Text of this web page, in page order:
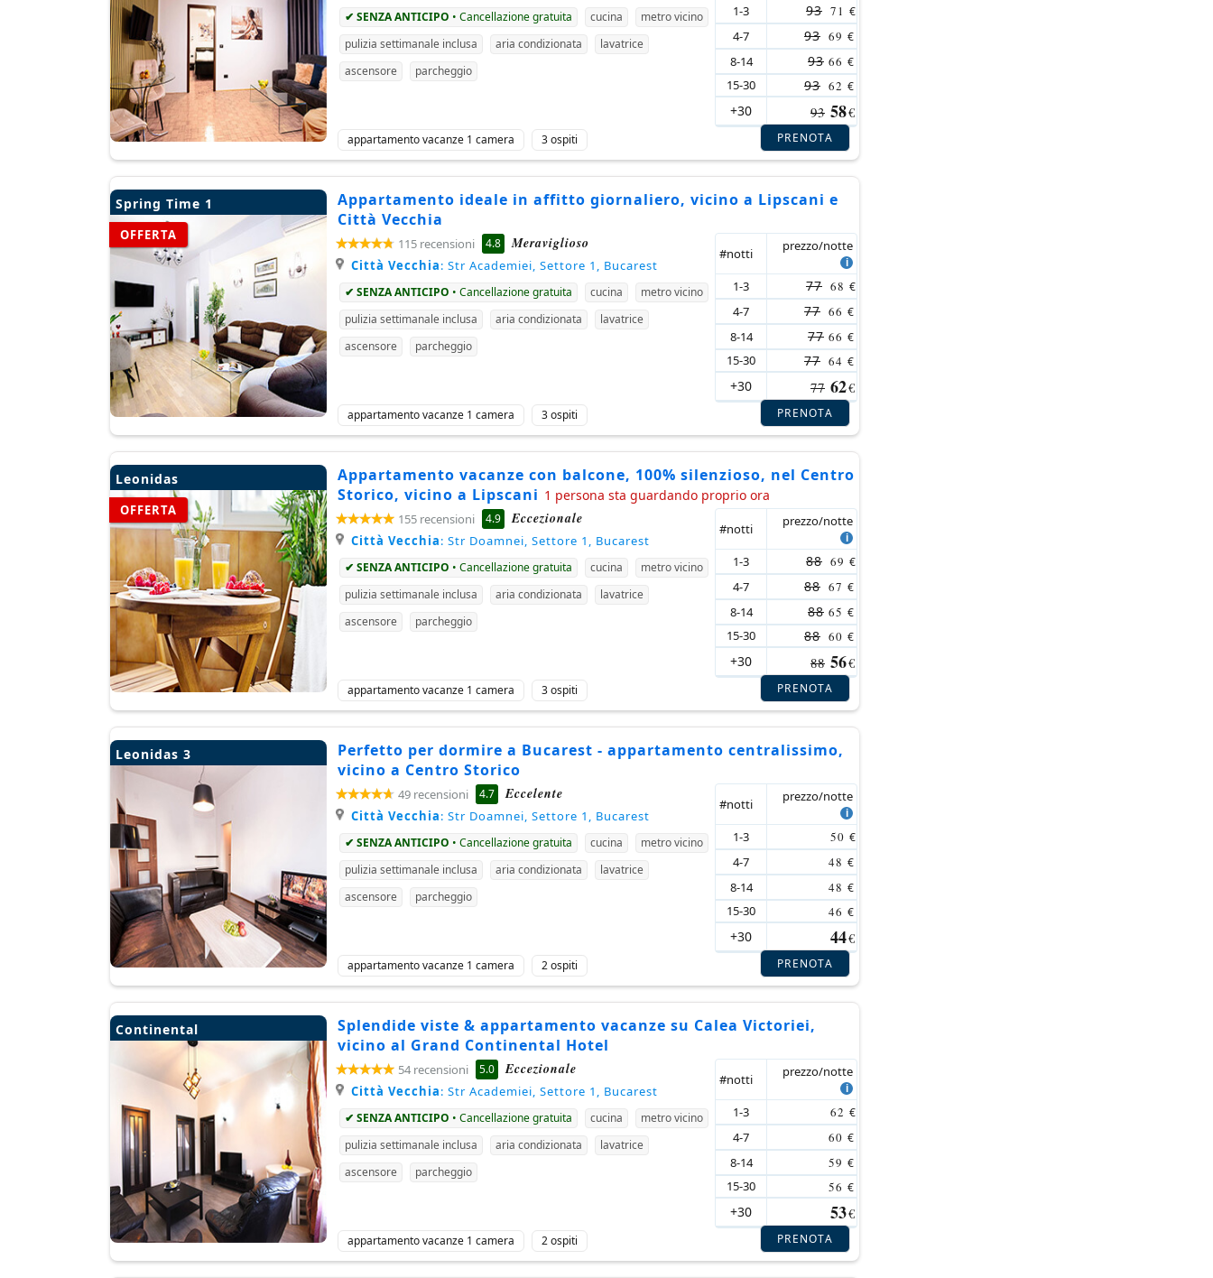
✔ SENZA ANTICIPO • Cancellazione gratuita cucina
metro vicino
pulizia settimanale inclusa
aria condizionata
lavatrice
ascensore
parcheggio
1-3 93 71 €
4-7 93 69 €
8-14 93 66 €
15-30 93 62 €
+30 93 58€
appartamento vacanze 1 camera 3 ospiti PRENOTA
Spring Time 1
OFFERTA
Appartamento ideale in affitto giornaliero, vicino a Lipscani e
Città Vecchia
115 recensioni 4.8 Meraviglioso
Città Vecchia: Str Academiei, Settore 1, Bucarest
✔ SENZA ANTICIPO • Cancellazione gratuita cucina
metro vicino
pulizia settimanale inclusa
aria condizionata
lavatrice
ascensore
parcheggio
#notti prezzo/notte
1-3 77 68 €
4-7 77 66 €
8-14 77 66 €
15-30 77 64 €
+30 77 62€
appartamento vacanze 1 camera 3 ospiti PRENOTA
Leonidas
OFFERTA
Appartamento vacanze con balcone, 100% silenzioso, nel Centro
Storico, vicino a Lipscani 1 persona sta guardando proprio ora
155 recensioni 4.9 Eccezionale
Città Vecchia: Str Doamnei, Settore 1, Bucarest
✔ SENZA ANTICIPO • Cancellazione gratuita cucina
metro vicino
pulizia settimanale inclusa
aria condizionata
lavatrice
ascensore
parcheggio
#notti prezzo/notte
1-3 88 69 €
4-7 88 67 €
8-14 88 65 €
15-30 88 60 €
+30 88 56€
appartamento vacanze 1 camera 3 ospiti PRENOTA
Leonidas 3
Perfetto per dormire a Bucarest - appartamento centralissimo,
vicino a Centro Storico
49 recensioni 4.7 Eccelente
Città Vecchia: Str Doamnei, Settore 1, Bucarest
✔ SENZA ANTICIPO • Cancellazione gratuita cucina
metro vicino
pulizia settimanale inclusa
aria condizionata
lavatrice
ascensore
parcheggio
#notti prezzo/notte
1-3 50 €
4-7 48 €
8-14 48 €
15-30 46 €
+30 44€
appartamento vacanze 1 camera 2 ospiti PRENOTA
Continental
Splendide viste & appartamento vacanze su Calea Victoriei,
vicino al Grand Continental Hotel
54 recensioni 5.0 Eccezionale
Città Vecchia: Str Academiei, Settore 1, Bucarest
✔ SENZA ANTICIPO • Cancellazione gratuita cucina
metro vicino
pulizia settimanale inclusa
aria condizionata
lavatrice
ascensore
parcheggio
#notti prezzo/notte
1-3 62 €
4-7 60 €
8-14 59 €
15-30 56 €
+30 53€
appartamento vacanze 1 camera 2 ospiti PRENOTA